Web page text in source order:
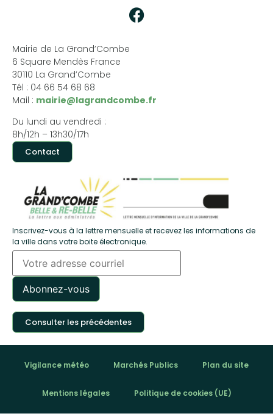
Mairie de La Grand’Combe
6 Square Mendès France
30110 La Grand’Combe
Tél : 04 66 54 68 68
Mail : mairie@lagrandcombe.fr
Du lundi au vendredi :
8h/12h – 13h30/17h
Contact
Inscrivez-vous à la lettre mensuelle et recevez les informations de
la ville dans votre boite électronique.
Consulter les précédentes
Vigilance météo Marchés Publics Plan du site
Mentions légales Politique de cookies (UE)